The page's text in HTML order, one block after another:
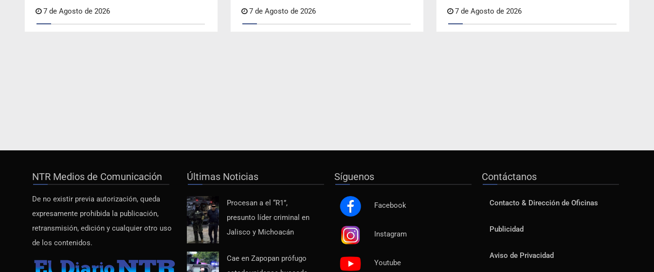
7 de Agosto de 2026 7 de Agosto de 2026 7 de Agosto de 2026
NTR Medios de Comunicación
De no existir previa autorización, queda
expresamente prohibida la publicación,
retransmisión, edición y cualquier otro uso
de los contenidos.
Últimas Noticias
Procesan a el “R1”,
presunto líder criminal en
Jalisco y Michoacán
Cae en Zapopan prófugo
Síguenos
Facebook
Instagram
Youtube
Contáctanos
Contacto & Dirección de Oficinas
Publicidad
Aviso de Privacidad